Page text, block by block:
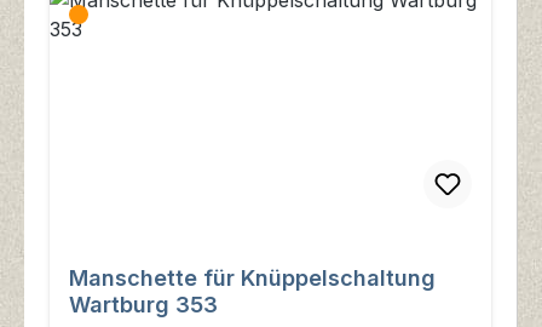
Manschette für Knüppelschaltung
Wartburg 353